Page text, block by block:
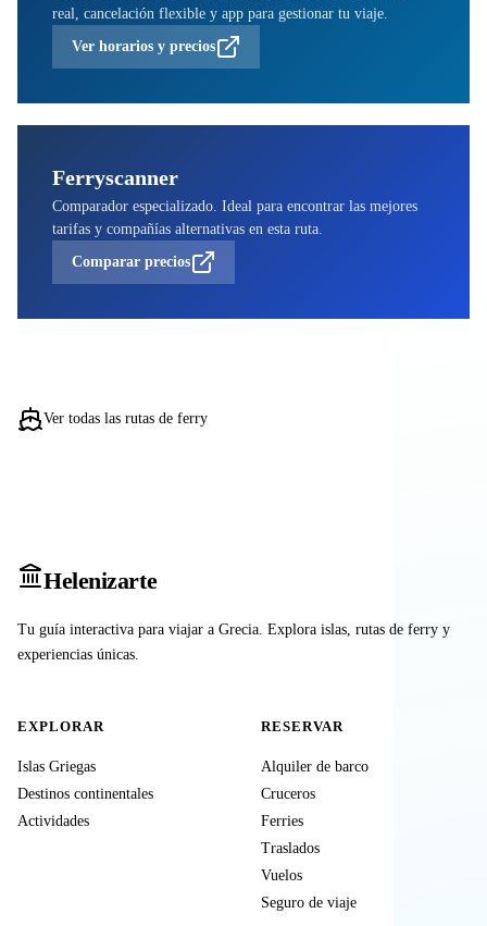
real, cancelación flexible y app para gestionar tu viaje.
Ver horarios y precios
Ferryscanner
Comparador especializado. Ideal para encontrar las mejores
tarifas y compañías alternativas en esta ruta.
Comparar precios
Ver todas las rutas de ferry
Helenizarte
Tu guía interactiva para viajar a Grecia. Explora islas, rutas de ferry y
experiencias únicas.
EXPLORAR
Islas Griegas
Destinos continentales
Actividades
RESERVAR
Alquiler de barco
Cruceros
Ferries
Traslados
Vuelos
Seguro de viaje